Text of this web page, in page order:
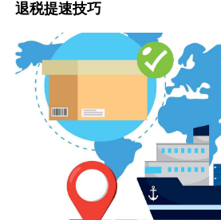
退税提速技巧